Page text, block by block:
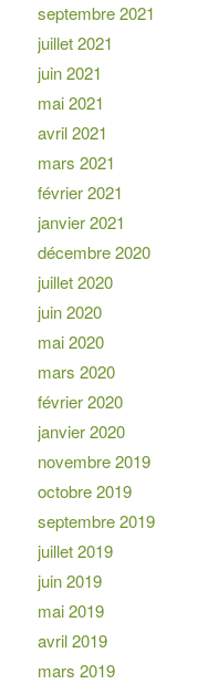
septembre 2021
juillet 2021
juin 2021
mai 2021
avril 2021
mars 2021
février 2021
janvier 2021
décembre 2020
juillet 2020
juin 2020
mai 2020
mars 2020
février 2020
janvier 2020
novembre 2019
octobre 2019
septembre 2019
juillet 2019
juin 2019
mai 2019
avril 2019
mars 2019